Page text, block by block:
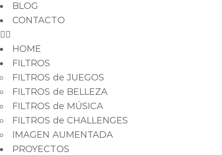
BLOG
CONTACTO
HOME
FILTROS
FILTROS de JUEGOS
FILTROS de BELLEZA
FILTROS de MÚSICA
FILTROS de CHALLENGES
IMAGEN AUMENTADA
PROYECTOS